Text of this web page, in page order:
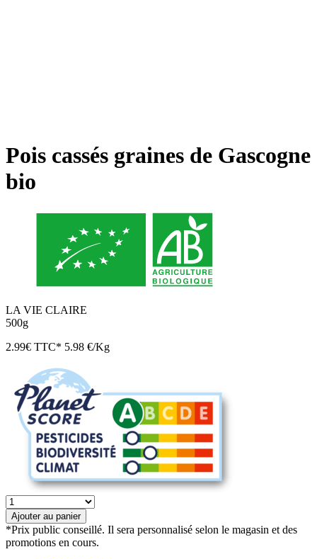
Pois cassés graines de Gascogne
bio
LA VIE CLAIRE
500g
2.99€ TTC* 5.98 €/Kg
quantité
de
Pois
cassés
graines
Ajouter au panier
*Prix public conseillé. Il sera personnalisé selon le magasin et des
promotions en cours.